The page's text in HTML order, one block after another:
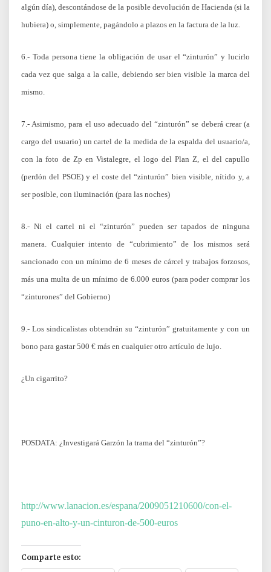
algún día), descontándose de la posible devolución de Hacienda (si la
hubiera) o, simplemente, pagándolo a plazos en la factura de la luz.
6.- Toda persona tiene la obligación de usar el “zinturón” y lucirlo
cada vez que salga a la calle, debiendo ser bien visible la marca del
mismo.
7.- Asimismo, para el uso adecuado del “zinturón” se deberá crear (a
cargo del usuario) un cartel de la medida de la espalda del usuario/a,
con la foto de Zp en Vistalegre, el logo del Plan Z, el del capullo
(perdón del PSOE) y el coste del “zinturón” bien visible, nítido y, a
ser posible, con iluminación (para las noches)
8.- Ni el cartel ni el “zinturón” pueden ser tapados de ninguna
manera. Cualquier intento de “cubrimiento” de los mismos será
sancionado con un mínimo de 6 meses de cárcel y trabajos forzosos,
más una multa de un mínimo de 6.000 euros (para poder comprar los
“zinturones” del Gobierno)
9.- Los sindicalistas obtendrán su “zinturón” gratuitamente y con un
bono para gastar 500 € más en cualquier otro artículo de lujo.
¿Un cigarrito?
POSDATA: ¿Investigará Garzón la trama del “zinturón”?
http://www.lanacion.es/espana/2009051210600/con-el-
puno-en-alto-y-un-cinturon-de-500-euros
Comparte esto: